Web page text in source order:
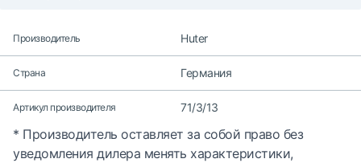
Производитель Huter
Страна Германия
Артикул производителя 71/3/13
* Производитель оставляет за собой право без
уведомления дилера менять характеристики,